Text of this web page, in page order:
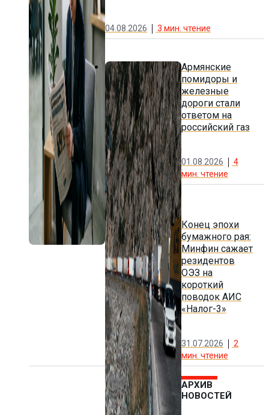
04.08.2026 3 мин. чтение
Армянские
помидоры и
железные
дороги стали
ответом на
российский газ
01.08.2026
4
мин. чтение
Конец эпохи
бумажного рая:
Минфин сажает
резидентов
ОЭЗ на
короткий
поводок АИС
«Налог-3»
31.07.2026
2
мин. чтение
АРХИВ
НОВОСТЕЙ